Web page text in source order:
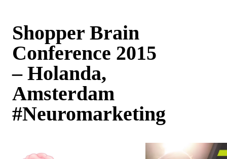
Shopper Brain
Conference 2015
– Holanda,
Amsterdam
#Neuromarketing